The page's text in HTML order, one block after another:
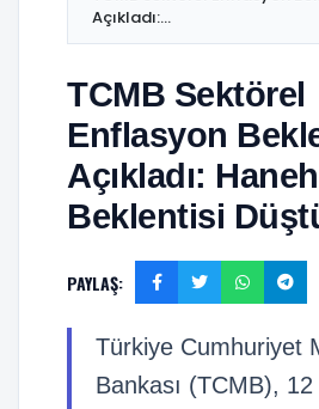
Açıkladı:...
TCMB Sektörel
Enflasyon
Açıkladı:
Beklentisi
PAYLAŞ:
Türkiye Cumhuriyet
Bankası (TCMB), 12